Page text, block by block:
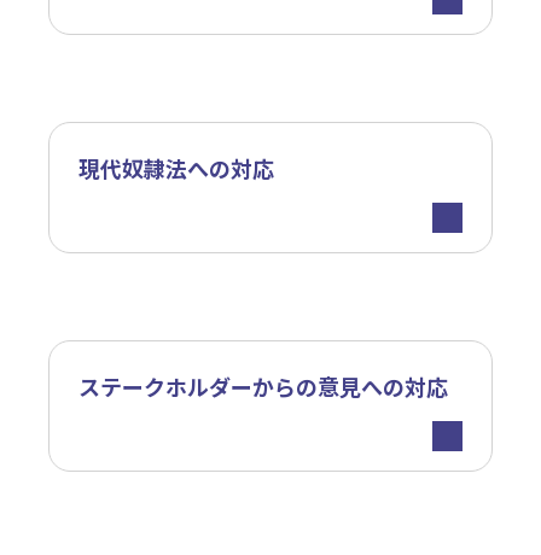
現代奴隷法への対応
ステークホルダーからの意見への対応